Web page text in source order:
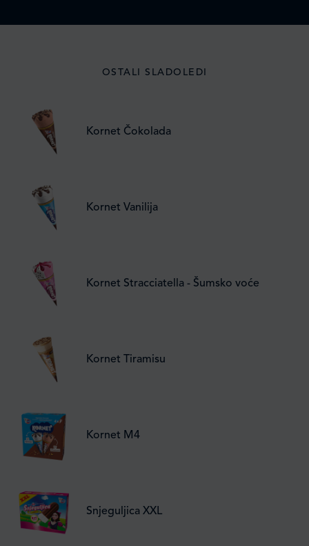
OSTALI SLADOLEDI
Kornet Čokolada
Kornet Vanilija
Kornet Stracciatella - Šumsko voće
Kornet Tiramisu
Kornet M4
Snjeguljica XXL